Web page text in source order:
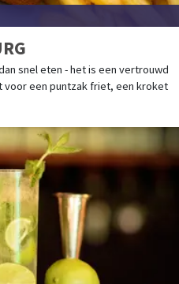
snel eten - het is een vertrouwd
voor een puntzak friet, een kroket